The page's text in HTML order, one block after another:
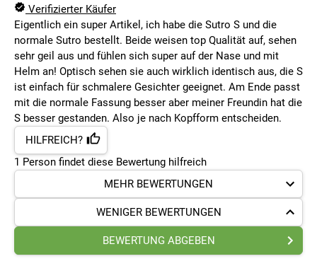
Verifizierter Käufer
Eigentlich ein super Artikel, ich habe die Sutro S und die
normale Sutro bestellt. Beide weisen top Qualität auf, sehen
sehr geil aus und fühlen sich super auf der Nase und mit
Helm an! Optisch sehen sie auch wirklich identisch aus, die S
ist einfach für schmalere Gesichter geeignet. Am Ende passt
mit die normale Fassung besser aber meiner Freundin hat die
S besser gestanden. Also je nach Kopfform entscheiden.
HILFREICH?
1 Person findet diese Bewertung hilfreich
MEHR BEWERTUNGEN
WENIGER BEWERTUNGEN
BEWERTUNG ABGEBEN